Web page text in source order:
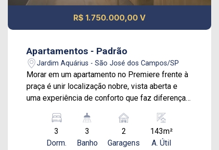
R$ 1.750.000,00 V
Apartamentos - Padrão
Jardim Aquárius - São José dos Campos/SP
Morar em um apartamento no Premiere frente à
praça é unir localização nobre, vista aberta e
uma experiência de conforto que faz diferença
mais valorizados de São José dos Campos,
com uma vista definitiva para a praça, trazendo
sensação de amplitude, tranquilidade e
3
Dorm.
3
Banho
2
Garagens
143m²
A. Útil